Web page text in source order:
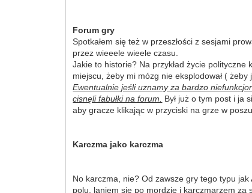
Forum gry
Spotkałem się też w przeszłości z sesjami
przez wieeele wieele czasu.
Jakie to historie? Na przykład życie
miejscu, żeby mi mózg nie eksplodował ( żeby
Ewentualnie jeśli uznamy za bardzo
cisnęli fabułki na forum.
Był już o tym post i ja
aby gracze klikając w przyciski na grze w
Karczma jako karczma
No karczma, nie? Od zawsze gry tego typu
polu, laniem się po mordzie i karczmarzem za